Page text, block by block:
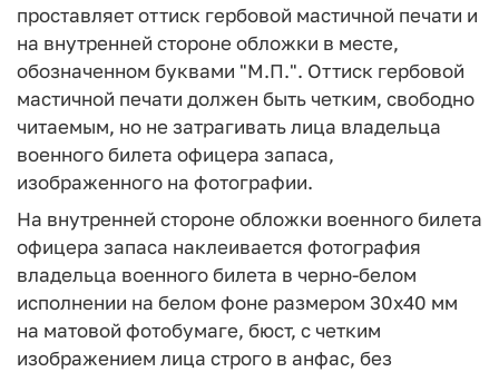
проставляет оттиск гербовой мастичной печати и
на внутренней стороне обложки в месте,
обозначенном буквами "М.П.". Оттиск гербовой
мастичной печати должен быть четким, свободно
читаемым, но не затрагивать лица владельца
военного билета офицера запаса,
изображенного на фотографии.
На внутренней стороне обложки военного билета
офицера запаса наклеивается фотография
владельца военного билета в черно-белом
исполнении на белом фоне размером 30x40 мм
на матовой фотобумаге, бюст, с четким
изображением лица строго в анфас, без